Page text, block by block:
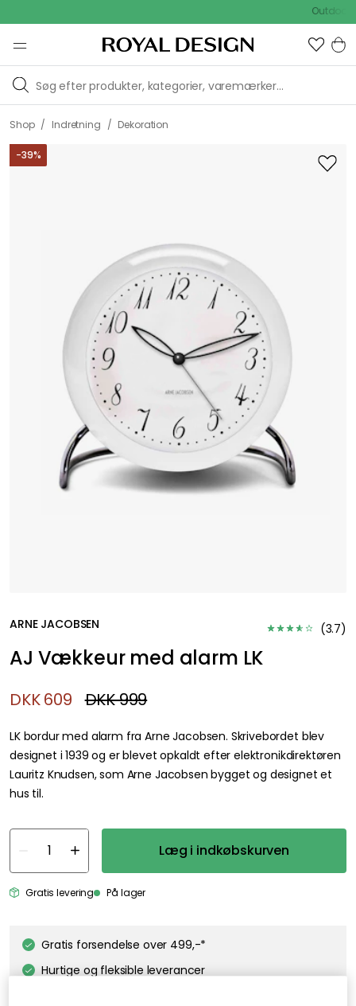
Outdoor Sale
Shop / Indretning / Dekoration
-39%
ARNE JACOBSEN (3.7)
AJ Vækkeur med alarm LK
DKK 609 DKK 999
LK bordur med alarm fra Arne Jacobsen. Skrivebordet blev
designet i 1939 og er blevet opkaldt efter elektronikdirektøren
Lauritz Knudsen, som Arne Jacobsen bygget og designet et
hus til.
Læg i indkøbskurven
Gratis levering På lager
Gratis forsendelse over 499,-*
Hurtige og fleksible leverancer